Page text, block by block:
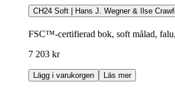
CH24 Soft | Hans J. Wegner & Ilse
FSC™-certifierad bok, soft målad,
7 203 kr
Lägg i varukorgen Läs mer